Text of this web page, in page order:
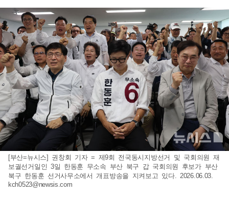
[부산=뉴시스] 권창회 기자 = 제9회 전국동시지방선거 및 국회의원 재
보궐선거일인 3일 한동훈 무소속 부산 북구 갑 국회의원 후보가 부산
북구 한동훈 선거사무소에서 개표방송을 지켜보고 있다. 2026.06.03.
kch0523@newsis.com